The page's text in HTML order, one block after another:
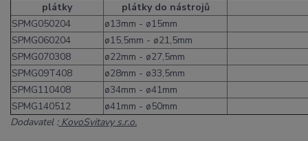
plátky
plátky do nástrojů
SPMG050204
ø13mm - ø15mm
SPMG060204
ø15,5mm - ø21,5mm
SPMG070308
ø22mm - ø27,5mm
SPMG09T408
ø28mm - ø33,5mm
SPMG110408
ø34mm - ø41mm
SPMG140512
ø41mm - ø50mm
Dodavatel :KovoSvitavy s.r.o.